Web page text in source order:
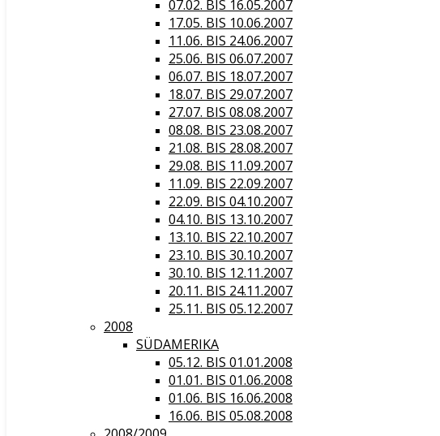
07.02. BIS 16.05.2007
17.05. BIS 10.06.2007
11.06. BIS 24.06.2007
25.06. BIS 06.07.2007
06.07. BIS 18.07.2007
18.07. BIS 29.07.2007
27.07. BIS 08.08.2007
08.08. BIS 23.08.2007
21.08. BIS 28.08.2007
29.08. BIS 11.09.2007
11.09. BIS 22.09.2007
22.09. BIS 04.10.2007
04.10. BIS 13.10.2007
13.10. BIS 22.10.2007
23.10. BIS 30.10.2007
30.10. BIS 12.11.2007
20.11. BIS 24.11.2007
25.11. BIS 05.12.2007
2008
SÜDAMERIKA
05.12. BIS 01.01.2008
01.01. BIS 01.06.2008
01.06. BIS 16.06.2008
16.06. BIS 05.08.2008